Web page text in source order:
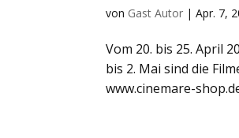
von Gast Autor |Apr. 7,
Vom 20. bis 25. April
bis 2. Mai sind die
www.cinemare-